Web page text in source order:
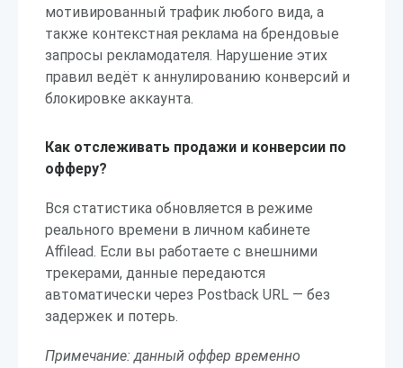
мотивированный трафик любого вида, а
также контекстная реклама на брендовые
запросы рекламодателя. Нарушение этих
правил ведёт к аннулированию конверсий и
блокировке аккаунта.
Как отслеживать продажи и конверсии по
офферу?
Вся статистика обновляется в режиме
реального времени в личном кабинете
Affilead. Если вы работаете с внешними
трекерами, данные передаются
автоматически через Postback URL — без
задержек и потерь.
Примечание: данный оффер временно